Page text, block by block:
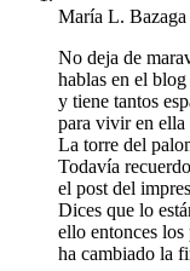
María L. Bazaga
No deja de
hablas en el
y tiene tantos
para vivir en ella
La torre del
Todavía
el post del
Dices que lo
ello entonces
ha cambiado la